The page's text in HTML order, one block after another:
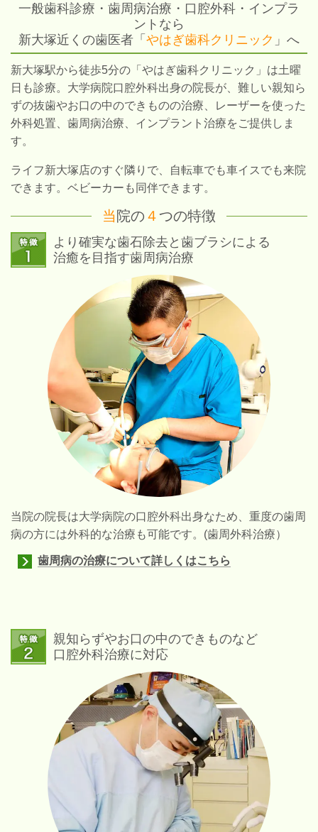
一般歯科診療・歯周病治療・口腔外科・インプラ
ントなら
新大塚近くの歯医者「 やはぎ歯科クリニック 」へ
新大塚駅から徒歩5分の「やはぎ歯科クリニック」は土曜
日も診療。大学病院口腔外科出身の院長が、難しい親知ら
ずの抜歯やお口の中のできものの治療、レーザーを使った
外科処置、歯周病治療、インプラント治療をご提供しま
す。
ライフ新大塚店のすぐ隣りで、自転車でも車イスでも来院
できます。ベビーカーも同伴できます。
当 院の ４つの特徴
より確実な歯石除去と歯ブラシによる
治癒を目指す歯周病治療
当院の院長は大学病院の口腔外科出身なため、重度の歯周
病の方には外科的な治療も可能です。(歯周外科治療）
歯周病の治療について詳しくはこちら
親知らずやお口の中のできものなど
口腔外科治療に対応